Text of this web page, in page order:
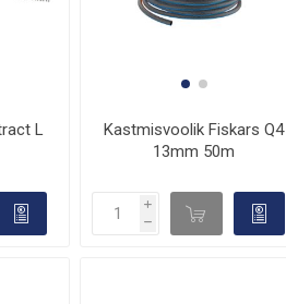
L

Kastmisvoolik Fiskars Q4
13mm 50m
i
h d 